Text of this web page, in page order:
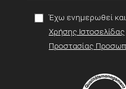
Έχω ενημερωθεί
Χρήσης Ιστοσελίδας
Προστασίας